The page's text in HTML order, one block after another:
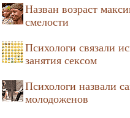
Назван возраст
смелости
Психологи связали
занятия сексом
Психологи назвали
молодоженов